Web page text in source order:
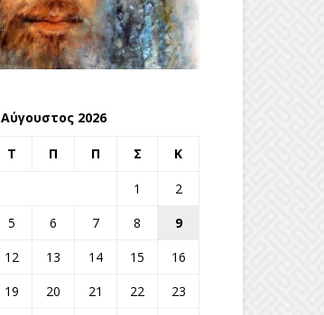
Αύγουστος 2026
Τ Π Π Σ Κ
1
2
5 6 7 8
9
12 13 14 15
16
19 20 21 22
23